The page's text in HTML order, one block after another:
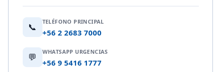
📞 TELÉFONO PRINCIPAL
+56 2 2683 7000
💬 WHATSAPP URGENCIAS
+56 9 5416 1777